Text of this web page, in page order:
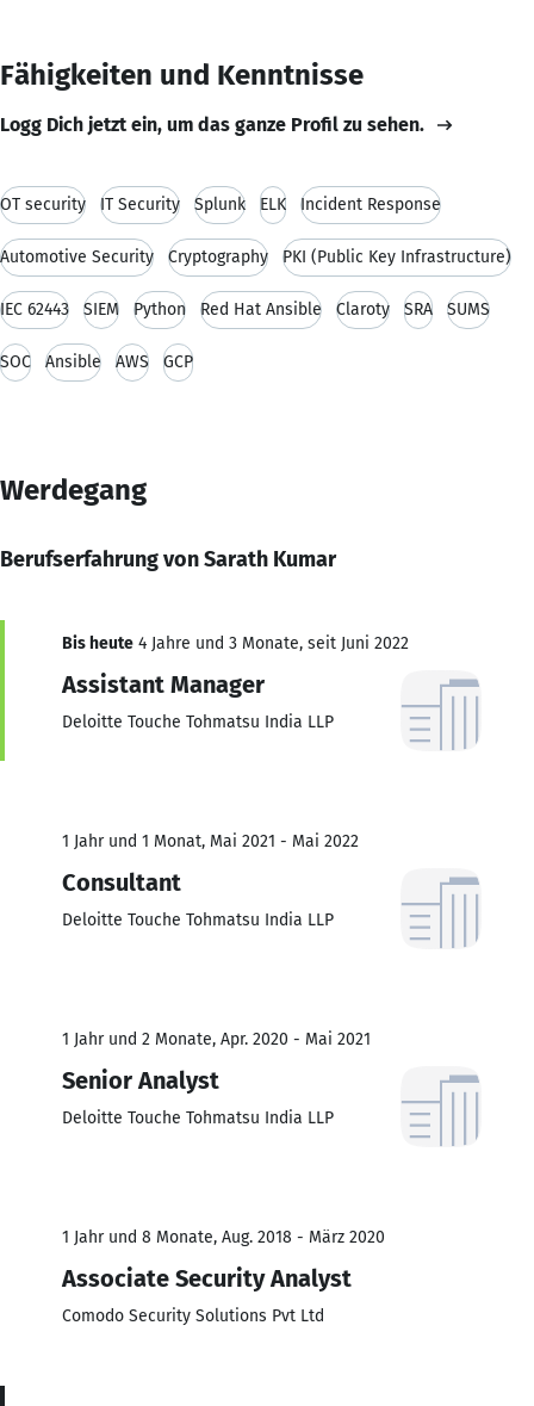
Fähigkeiten und Kenntnisse
Logg Dich jetzt ein, um das ganze Profil zu sehen.
OT security IT Security Splunk ELK Incident Response
Automotive Security Cryptography PKI (Public Key Infrastructure)
IEC 62443 SIEM Python Red Hat Ansible Claroty SRA SUMS
SOC Ansible AWS GCP
Werdegang
Berufserfahrung von Sarath Kumar
Bis heute 4 Jahre und 3 Monate, seit Juni 2022
Assistant Manager
Deloitte Touche Tohmatsu India LLP
1 Jahr und 1 Monat, Mai 2021 - Mai 2022
Consultant
Deloitte Touche Tohmatsu India LLP
1 Jahr und 2 Monate, Apr. 2020 - Mai 2021
Senior Analyst
Deloitte Touche Tohmatsu India LLP
1 Jahr und 8 Monate, Aug. 2018 - März 2020
Associate Security Analyst
Comodo Security Solutions Pvt Ltd